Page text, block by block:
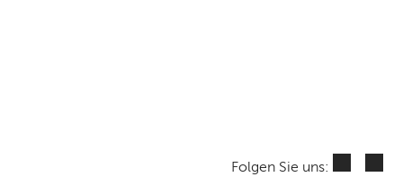
Folgen Sie uns: